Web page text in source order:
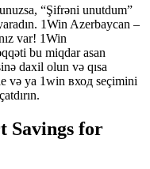
“Şifrəni unutdum”
1Win Azerbaycan –
var! 1Win
bu miqdar asan
daxil olun və qısa
və ya 1win вход seçimini
Savings for